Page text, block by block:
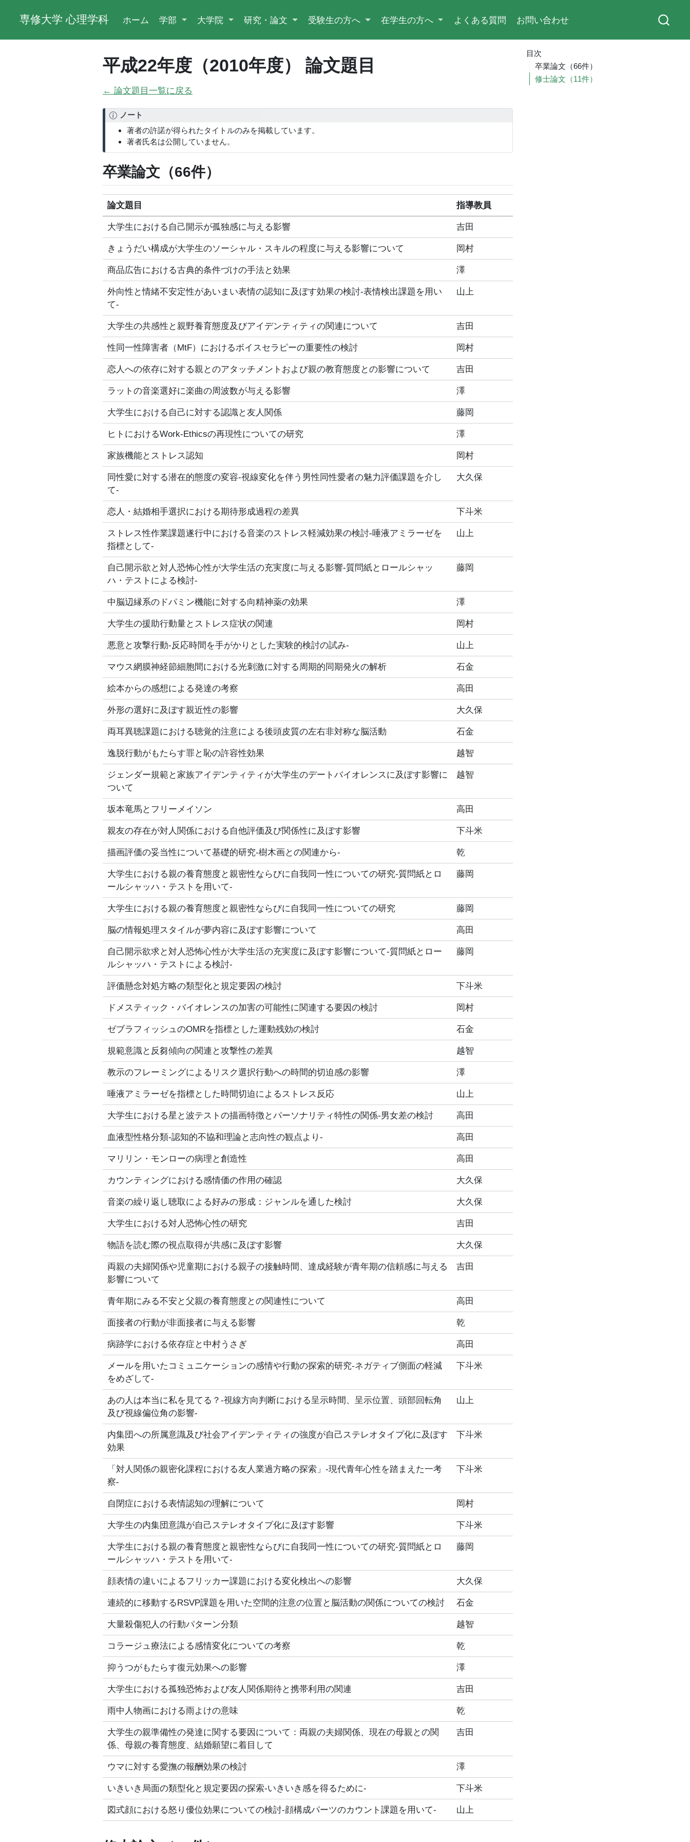
専修大学 心理学科 ホーム 学部 大学院 研究・論文 受験生の方へ 在学生の方へ よくある質問 お問い合わせ
目次
卒業論文（66件）
修士論文（11件）
平成22年度（2010年度） 論文題目
← 論文題目一覧に戻る
ノート
著者の許諾が得られたタイトルのみを掲載しています。
著者氏名は公開していません。
卒業論文（66件）
論文題目 指導教員
大学生における自己開示が孤独感に与える影響 吉田
きょうだい構成が大学生のソーシャル・スキルの程度に与える影響について 岡村
商品広告における古典的条件づけの手法と効果 澤
外向性と情緒不安定性があいまい表情の認知に及ぼす効果の検討‐表情検出課題を用い
て‐
山上
大学生の共感性と親野養育態度及びアイデンティティの関連について 吉田
性同一性障害者（MtF）におけるボイスセラピーの重要性の検討 岡村
恋人への依存に対する親とのアタッチメントおよび親の教育態度との影響について 吉田
ラットの音楽選好に楽曲の周波数が与える影響 澤
大学生における自己に対する認識と友人関係 藤岡
ヒトにおけるWork-Ethicsの再現性についての研究 澤
家族機能とストレス認知 岡村
同性愛に対する潜在的態度の変容‐視線変化を伴う男性同性愛者の魅力評価課題を介し
て‐
大久保
恋人・結婚相手選択における期待形成過程の差異 下斗米
ストレス性作業課題遂行中における音楽のストレス軽減効果の検討‐唾液アミラーゼを
指標として‐
山上
自己開示欲と対人恐怖心性が大学生活の充実度に与える影響‐質問紙とロールシャッ
ハ・テストによる検討‐
藤岡
中脳辺縁系のドパミン機能に対する向精神薬の効果 澤
大学生の援助行動量とストレス症状の関連 岡村
悪意と攻撃行動‐反応時間を手がかりとした実験的検討の試み‐ 山上
マウス網膜神経節細胞間における光刺激に対する周期的同期発火の解析 石金
絵本からの感想による発達の考察 高田
外形の選好に及ぼす親近性の影響 大久保
両耳異聴課題における聴覚的注意による後頭皮質の左右非対称な脳活動 石金
逸脱行動がもたらす罪と恥の許容性効果 越智
ジェンダー規範と家族アイデンティティが大学生のデートバイオレンスに及ぼす影響に
ついて
越智
坂本竜馬とフリーメイソン 高田
親友の存在が対人関係における自他評価及び関係性に及ぼす影響 下斗米
描画評価の妥当性について基礎的研究‐樹木画との関連から‐ 乾
大学生における親の養育態度と親密性ならびに自我同一性についての研究‐質問紙とロ
ールシャッハ・テストを用いて‐
藤岡
大学生における親の養育態度と親密性ならびに自我同一性についての研究 藤岡
脳の情報処理スタイルが夢内容に及ぼす影響について 高田
自己開示欲求と対人恐怖心性が大学生活の充実度に及ぼす影響について‐質問紙とロー
ルシャッハ・テストによる検討‐
藤岡
評価懸念対処方略の類型化と規定要因の検討 下斗米
ドメスティック・バイオレンスの加害の可能性に関連する要因の検討 岡村
ゼブラフィッシュのOMRを指標とした運動残効の検討 石金
規範意識と反芻傾向の関連と攻撃性の差異 越智
教示のフレーミングによるリスク選択行動への時間的切迫感の影響 澤
唾液アミラーゼを指標とした時間切迫によるストレス反応 山上
大学生における星と波テストの描画特徴とパーソナリティ特性の関係‐男女差の検討 高田
血液型性格分類‐認知的不協和理論と志向性の観点より‐ 高田
マリリン・モンローの病理と創造性 高田
カウンティングにおける感情価の作用の確認 大久保
音楽の繰り返し聴取による好みの形成：ジャンルを通した検討 大久保
大学生における対人恐怖心性の研究 吉田
物語を読む際の視点取得が共感に及ぼす影響 大久保
両親の夫婦関係や児童期における親子の接触時間、達成経験が青年期の信頼感に与える
影響について
吉田
青年期にみる不安と父親の養育態度との関連性について 高田
面接者の行動が非面接者に与える影響 乾
病跡学における依存症と中村うさぎ 高田
メールを用いたコミュニケーションの感情や行動の探索的研究‐ネガティブ側面の軽減
をめざして‐
下斗米
あの人は本当に私を見てる？‐視線方向判断における呈示時間、呈示位置、頭部回転角
及び視線偏位角の影響‐
山上
内集団への所属意識及び社会アイデンティティの強度が自己ステレオタイプ化に及ぼす
効果
下斗米
「対人関係の親密化課程における友人業過方略の探索」‐現代青年心性を踏まえた一考
察‐
下斗米
自閉症における表情認知の理解について 岡村
大学生の内集団意識が自己ステレオタイプ化に及ぼす影響 下斗米
大学生における親の養育態度と親密性ならびに自我同一性についての研究‐質問紙とロ
ールシャッハ・テストを用いて‐
藤岡
顔表情の違いによるフリッカー課題における変化検出への影響 大久保
連続的に移動するRSVP課題を用いた空間的注意の位置と脳活動の関係についての検討 石金
大量殺傷犯人の行動パターン分類 越智
コラージュ療法による感情変化についての考察 乾
抑うつがもたらす復元効果への影響 澤
大学生における孤独恐怖および友人関係期待と携帯利用の関連 吉田
雨中人物画における雨よけの意味 乾
大学生の親準備性の発達に関する要因について：両親の夫婦関係、現在の母親との関
係、母親の養育態度、結婚願望に着目して
吉田
ウマに対する愛撫の報酬効果の検討 澤
いきいき局面の類型化と規定要因の探索‐いきいき感を得るために‐ 下斗米
図式顔における怒り優位効果についての検討‐顔構成パーツのカウント課題を用いて‐ 山上